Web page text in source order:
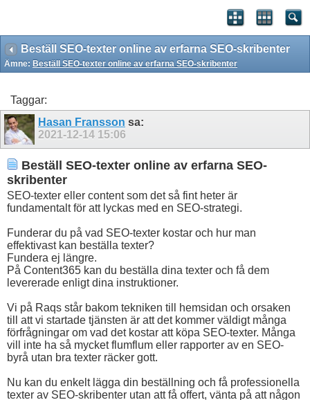
Beställ SEO-texter online av erfarna SEO-skribenter
Ämne: Beställ SEO-texter online av erfarna SEO-skribenter
Taggar:
Hasan Fransson sa:
2021-12-14 15:06
Beställ SEO-texter online av erfarna SEO-
skribenter
SEO-texter eller content som det så fint heter är
fundamentalt för att lyckas med en SEO-strategi.
Funderar du på vad SEO-texter kostar och hur man
effektivast kan beställa texter?
Fundera ej längre.
På Content365 kan du beställa dina texter och få dem
levererade enligt dina instruktioner.
Vi på Raqs står bakom tekniken till hemsidan och orsaken
till att vi startade tjänsten är att det kommer väldigt många
förfrågningar om vad det kostar att köpa SEO-texter. Många
vill inte ha så mycket flumflum eller rapporter av en SEO-
byrå utan bra texter räcker gott.
Nu kan du enkelt lägga din beställning och få professionella
texter av SEO-skribenter utan att få offert, vänta på att någon